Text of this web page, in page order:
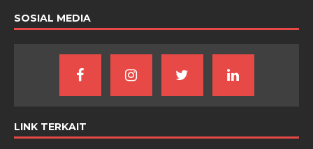
SOSIAL MEDIA
LINK TERKAIT